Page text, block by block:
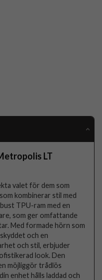
LT
valet för dem som
kombinerar stil med
TPU-ram med en
som ger omfattande
Med formade hörn som
och en
och stil, erbjuder
look. Den
möjliggör trådlös
enhet hålls laddad och